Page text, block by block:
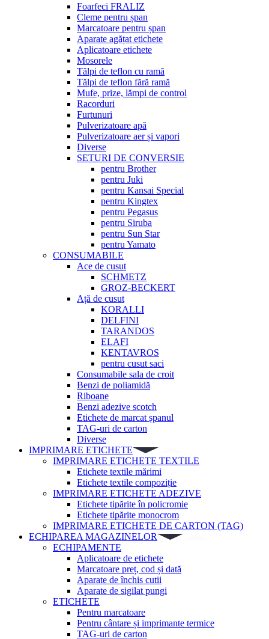
Foarfeci FRALIZ
Cleme pentru șpan
Marcatoare pentru șpan
Aparate agățat etichete
Aplicatoare etichete
Mosorele
Tălpi de teflon cu ramă
Tălpi de teflon fără ramă
Mufe, prize, lămpi de control
Racorduri
Furtunuri
Pulverizatoare apă
Pulverizatoare aer și vapori
Diverse
SETURI DE CONVERSIE
pentru Brother
pentru Juki
pentru Kansai Special
pentru Kingtex
pentru Pegasus
pentru Siruba
pentru Sun Star
pentru Yamato
CONSUMABILE
Ace de cusut
SCHMETZ
GROZ-BECKERT
Ață de cusut
KORALLI
DELFINI
TARANDOS
ELAFI
KENTAVROS
pentru cusut saci
Consumabile sala de croit
Benzi de poliamidă
Riboane
Benzi adezive scotch
Etichete de marcat șpanul
TAG-uri de carton
Diverse
IMPRIMARE ETICHETE
IMPRIMARE ETICHETE TEXTILE
Etichete textile mărimi
Etichete textile compoziție
IMPRIMARE ETICHETE ADEZIVE
Etichete tipărite în policromie
Etichete tipărite monocrom
IMPRIMARE ETICHETE DE CARTON (TAG)
ECHIPAREA MAGAZINELOR
ECHIPAMENTE
Aplicatoare de etichete
Marcatoare preț, cod și dată
Aparate de închis cutii
Aparate de sigilat pungi
ETICHETE
Pentru marcatoare
Pentru cântare și imprimante termice
TAG-uri de carton